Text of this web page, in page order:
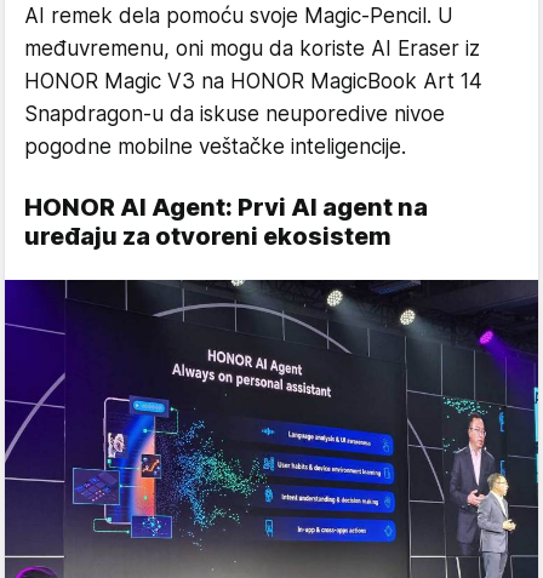
AI remek dela pomoću svoje Magic-Pencil. U
međuvremenu, oni mogu da koriste AI Eraser iz
HONOR Magic V3 na HONOR MagicBook Art 14
Snapdragon-u da iskuse neuporedive nivoe
pogodne mobilne veštačke inteligencije.
HONOR AI Agent: Prvi AI agent na
uređaju za otvoreni ekosistem